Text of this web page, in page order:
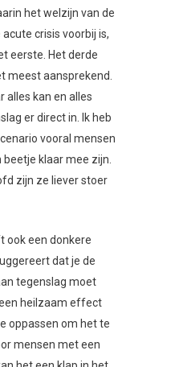
het welzijn van de
crisis voorbij is,
eerste. Het derde
meest aansprekend.
alles kan en alles
er direct in. Ik heb
vooral mensen
klaar mee zijn.
zijn ze liever stoer
ook een donkere
dat je de
tegenslag moet
heilzaam effect
oppassen om het te
mensen met een